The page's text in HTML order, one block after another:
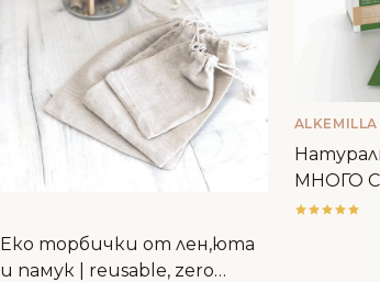
Еко торбички от лен,юта
и памук | reusable, zero
ALKEMILLA
МНОГО
Alkemilla